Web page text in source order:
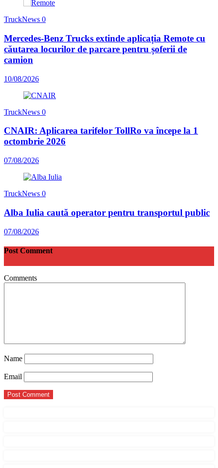
TruckNews 0
Mercedes-Benz Trucks extinde aplicația Remote cu
căutarea locurilor de parcare pentru șoferii de
camion
10/08/2026
TruckNews 0
CNAIR: Aplicarea tarifelor TollRo va începe la 1
octombrie 2026
07/08/2026
TruckNews 0
Alba Iulia caută operator pentru transportul public
07/08/2026
Post Comment
Comments
Name
Email